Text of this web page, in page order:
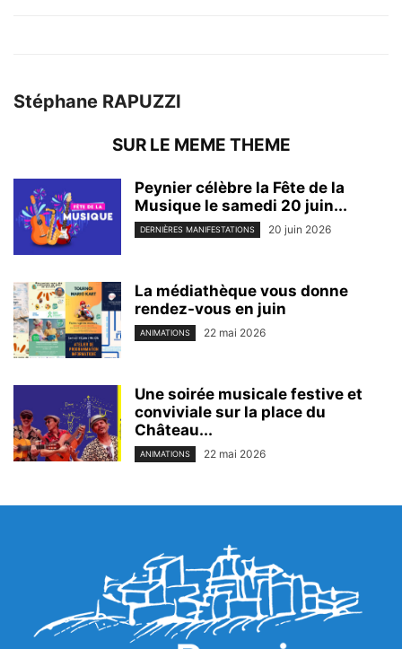
Stéphane RAPUZZI
SUR LE MEME THEME
Peynier célèbre la Fête de la
Musique le samedi 20 juin...
DERNIÈRES MANIFESTATIONS 20 juin 2026
La médiathèque vous donne
rendez-vous en juin
ANIMATIONS 22 mai 2026
Une soirée musicale festive et
conviviale sur la place du
Château...
ANIMATIONS 22 mai 2026